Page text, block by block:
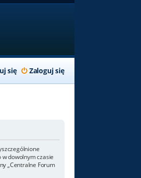
Zaloguj się
się
w dowolnym czasie
„Centralne Forum